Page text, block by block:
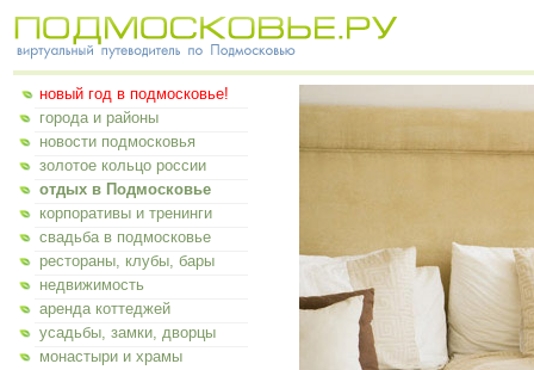
новый год в подмосковье!
города и районы
новости подмосковья
золотое кольцо россии
отдых в Подмосковье
корпоративы и тренинги
свадьба в подмосковье
рестораны, клубы, бары
недвижимость
аренда коттеджей
усадьбы, замки, дворцы
монастыри и храмы